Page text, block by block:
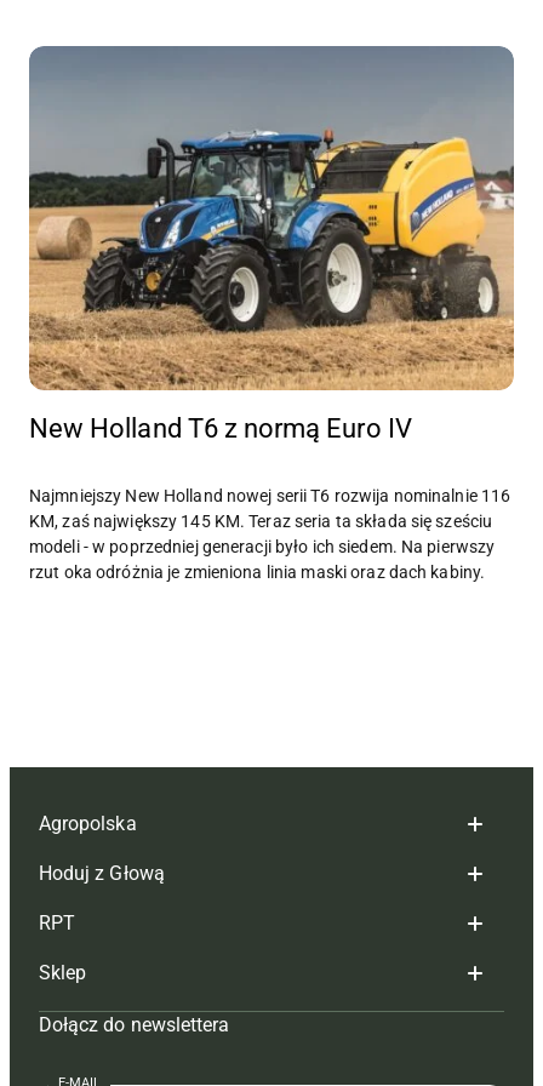
New Holland T6 z normą Euro IV
Najmniejszy New Holland nowej serii T6 rozwija nominalnie 116
KM, zaś największy 145 KM. Teraz seria ta składa się sześciu
modeli - w poprzedniej generacji było ich siedem. Na pierwszy
rzut oka odróżnia je zmieniona linia maski oraz dach kabiny.
Agropolska
Redakcja
Reklama
Tagi
Mapa serwisu
Kontakt
Hoduj z Głową
Hoduj z głową bydło
Hoduj z głową świnie
Prenumerata
Redakcja
RPT
Redakcja
Prenumerata
Reklama
Sklep
Czasopisma i prenumerata
Książki
Dołącz do newslettera
E-MAIL